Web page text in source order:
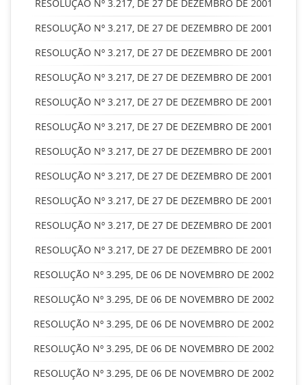
RESOLUÇÃO Nº 3.217, DE 27 DE DEZEMBRO DE 2001
RESOLUÇÃO Nº 3.217, DE 27 DE DEZEMBRO DE 2001
RESOLUÇÃO Nº 3.217, DE 27 DE DEZEMBRO DE 2001
RESOLUÇÃO Nº 3.217, DE 27 DE DEZEMBRO DE 2001
RESOLUÇÃO Nº 3.217, DE 27 DE DEZEMBRO DE 2001
RESOLUÇÃO Nº 3.217, DE 27 DE DEZEMBRO DE 2001
RESOLUÇÃO Nº 3.217, DE 27 DE DEZEMBRO DE 2001
RESOLUÇÃO Nº 3.217, DE 27 DE DEZEMBRO DE 2001
RESOLUÇÃO Nº 3.217, DE 27 DE DEZEMBRO DE 2001
RESOLUÇÃO Nº 3.217, DE 27 DE DEZEMBRO DE 2001
RESOLUÇÃO Nº 3.217, DE 27 DE DEZEMBRO DE 2001
RESOLUÇÃO Nº 3.295, DE 06 DE NOVEMBRO DE 2002
RESOLUÇÃO Nº 3.295, DE 06 DE NOVEMBRO DE 2002
RESOLUÇÃO Nº 3.295, DE 06 DE NOVEMBRO DE 2002
RESOLUÇÃO Nº 3.295, DE 06 DE NOVEMBRO DE 2002
RESOLUÇÃO Nº 3.295, DE 06 DE NOVEMBRO DE 2002